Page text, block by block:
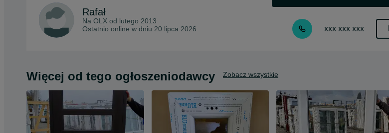
Rafał
Na OLX od lutego 2013
Ostatnio online w dniu 20 lipca 2026
xxx xxx xxx
Więcej od tego ogłoszeniodawcy Zobacz wszystkie